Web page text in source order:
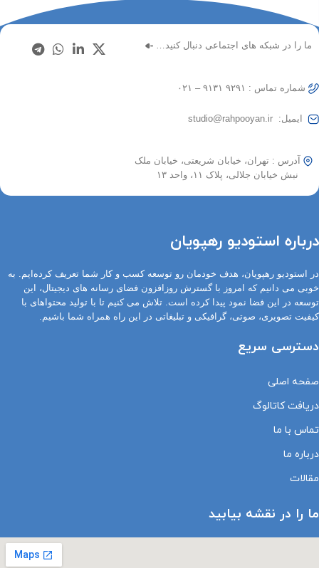
ما را در شبکه های اجتماعی دنبال کنید…
شماره تماس : ۹۲۹۱ ۹۱۳۱ – ۰۲۱
ایمیل: studio@rahpooyan.ir
آدرس : تهران، خیابان شریعتی، خیابان ملک
نبش خیابان جلالی، پلاک ۱۱، واحد ۱۳
درباره استودیو رهپویان
در استودیو رهپویان، هدف خودمان رو توسعه کسب و کار شما تعریف کرده‌ایم. به
خوبی می دانیم که امروز با گسترش روزافزون فضای رسانه های دیجیتال، این
توسعه در این فضا نمود پیدا کرده است. تلاش می کنیم تا با تولید محتواهای با
کیفیت تصویری، صوتی، گرافیکی و تبلیغاتی در این راه همراه شما باشیم.
دسترسی سریع
صفحه اصلی
دریافت کاتالوگ
تماس با ما
درباره ما
مقالات
ما را در نقشه بیابید